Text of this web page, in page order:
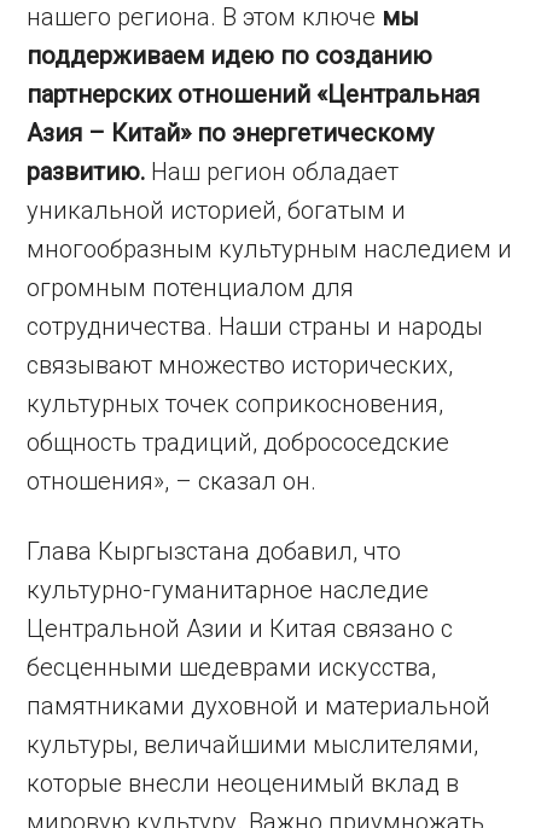
нашего региона. В этом ключе мы
поддерживаем идею по созданию
партнерских отношений «Центральная
Азия – Китай» по энергетическому
развитию. Наш регион обладает
уникальной историей, богатым и
многообразным культурным наследием и
огромным потенциалом для
сотрудничества. Наши страны и народы
связывают множество исторических,
культурных точек соприкосновения,
общность традиций, добрососедские
отношения», – сказал он.
Глава Кыргызстана добавил, что
культурно-гуманитарное наследие
Центральной Азии и Китая связано с
бесценными шедеврами искусства,
памятниками духовной и материальной
культуры, величайшими мыслителями,
которые внесли неоценимый вклад в
мировую культуру. Важно приумножать